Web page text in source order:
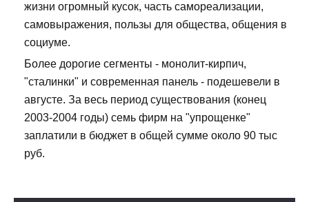
жизни огромный кусок, часть самореализации,
самовыражения, пользы для общества, общения в
социуме.
Более дорогие сегменты - монолит-кирпич,
"сталинки" и современная панель - подешевели в
августе. За весь период существования (конец
2003-2004 годы) семь фирм на "упрощенке"
заплатили в бюджет в общей сумме около 90 тыс
руб.